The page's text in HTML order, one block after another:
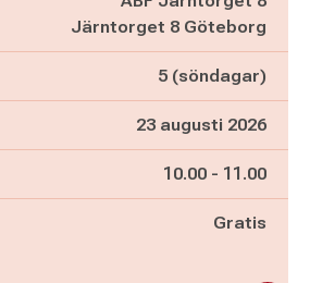
Järntorget 8 Göteborg
5 (söndagar)
23 augusti 2026
Pågår mellan
10.00 - och
11.00
Gratis